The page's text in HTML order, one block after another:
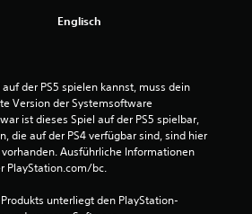
n
g
:
Englisch
der PS5 spielen kannst, muss dein
Version der Systemsoftware
ist dieses Spiel auf der PS5 spielbar,
die auf der PS4 verfügbar sind, sind hier
Ausführliche Informationen
PlayStation.com/bc.
unterliegt den PlayStation-